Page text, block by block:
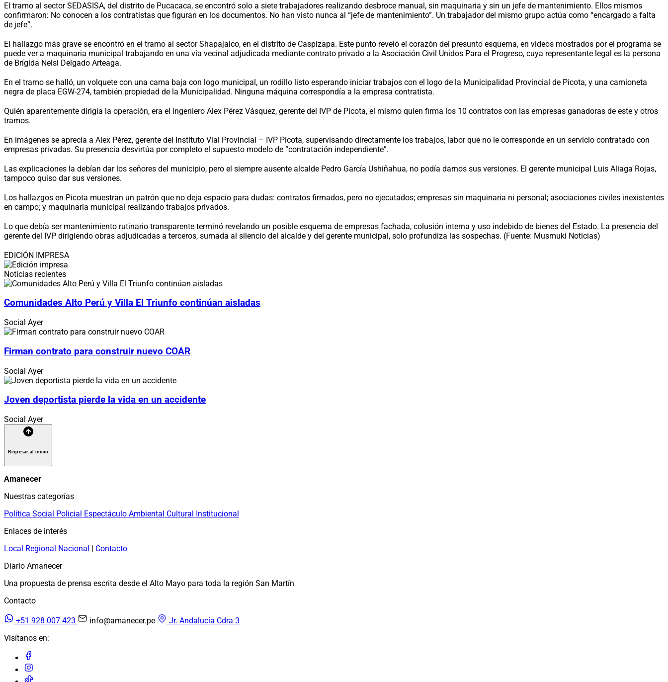
El tramo al sector SEDASISA, del distrito de Pucacaca, se encontró solo a siete trabajadores realizando desbroce manual, sin maquinaria y sin un jefe de mantenimiento. Ellos mismos
confirmaron: No conocen a los contratistas que figuran en los documentos. No han visto nunca al “jefe de mantenimiento”. Un trabajador del mismo grupo actúa como “encargado a falta
de jefe”.
El hallazgo más grave se encontró en el tramo al sector Shapajaico, en el distrito de Caspizapa. Este punto reveló el corazón del presunto esquema, en videos mostrados por el programa se
puede ver a maquinaria municipal trabajando en una vía vecinal adjudicada mediante contrato privado a la Asociación Civil Unidos Para el Progreso, cuya representante legal es la persona
de Brígida Nelsi Delgado Arteaga.
En el tramo se halló, un volquete con una cama baja con logo municipal, un rodillo listo esperando iniciar trabajos con el logo de la Municipalidad Provincial de Picota, y una camioneta
negra de placa EGW-274, también propiedad de la Municipalidad. Ninguna máquina correspondía a la empresa contratista.
Quién aparentemente dirigía la operación, era el ingeniero Alex Pérez Vásquez, gerente del IVP de Picota, el mismo quien firma los 10 contratos con las empresas ganadoras de este y otros
tramos.
En imágenes se aprecia a Alex Pérez, gerente del Instituto Vial Provincial – IVP Picota, supervisando directamente los trabajos, labor que no le corresponde en un servicio contratado con
empresas privadas. Su presencia desvirtúa por completo el supuesto modelo de “contratación independiente”.
Las explicaciones la debían dar los señores del municipio, pero el siempre ausente alcalde Pedro García Ushiñahua, no podía darnos sus versiones. El gerente municipal Luis Aliaga Rojas,
tampoco quiso dar sus versiones.
Los hallazgos en Picota muestran un patrón que no deja espacio para dudas: contratos firmados, pero no ejecutados; empresas sin maquinaria ni personal; asociaciones civiles inexistentes
en campo; y maquinaria municipal realizando trabajos privados.
Lo que debía ser mantenimiento rutinario transparente terminó revelando un posible esquema de empresas fachada, colusión interna y uso indebido de bienes del Estado. La presencia del
gerente del IVP dirigiendo obras adjudicadas a terceros, sumada al silencio del alcalde y del gerente municipal, solo profundiza las sospechas. (Fuente: Musmuki Noticias)
EDICIÓN IMPRESA
Noticias recientes
Comunidades Alto Perú y Villa El Triunfo continúan aisladas
Social Ayer
Firman contrato para construir nuevo COAR
Social Ayer
Joven deportista pierde la vida en un accidente
Social Ayer
Regresar al inicio
Amanecer
Nuestras categorías
Política Social Policial Espectáculo Ambiental Cultural Institucional
Enlaces de interés
Local Regional Nacional | Contacto
Diario Amanecer
Una propuesta de prensa escrita desde el Alto Mayo para toda la región San Martín
Contacto
+51 928 007 423 info@amanecer.pe
Jr. Andalucía Cdra 3
Visítanos en: